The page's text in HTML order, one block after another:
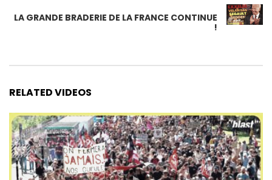
LA GRANDE BRADERIE DE LA FRANCE CONTINUE
!
RELATED VIDEOS